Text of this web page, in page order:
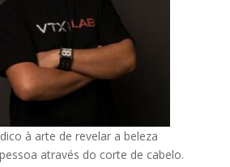
à arte de revelar a beleza
através do corte de cabelo.